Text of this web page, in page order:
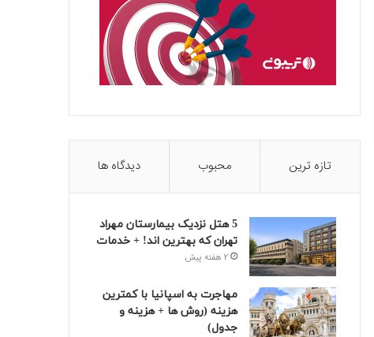
تازه ترین محبوب دیدگاه ها
5 هتل نزدیک بیمارستان مهراد
تهران که بهترین‌ اند! + خدمات
2 هفته پیش
مهاجرت به اسپانیا با کمترین
هزینه (روش ها + هزینه و
جدول)